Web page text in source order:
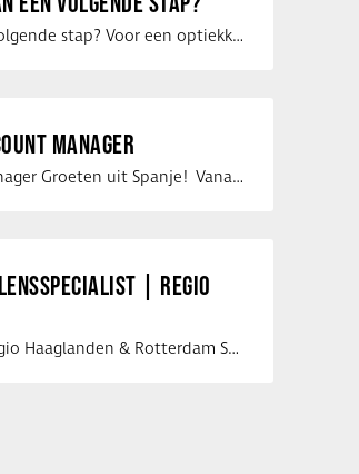
Ben jij optometrist en toe aan een volgende stap? Voor een optiekketen is Eye …
MANAGER
Vacature Luxury Brands Account Manager Groeten uit Spanje! Vanaf mijn …
| REGIO
Opticien / Contactlensspecialist | Regio Haaglanden & Rotterdam Saludos uit …